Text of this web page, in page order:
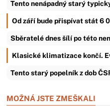
Tento nenápadný starý
Od září bude přispívat stát 6
Sběratelé dnes šílí po této
Klasické klimatizace končí.
Tento starý popelník z dob
MOŽNÁ JSTE ZMEŠKALI